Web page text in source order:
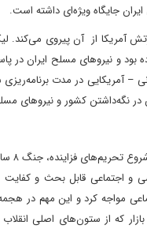
جایگاه ویژه‌ای داشته است.
از آن پیروی می‌کند.
و نیروهای مسلح ایران در
دکترین دشمن صهیونی – آمریکایی
باید
مواجه کرد و این مهم در
که از ستون‌های اصلی